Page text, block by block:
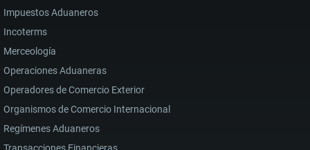
Impuestos Aduaneros
Incoterms
Merceología
Operaciones Aduaneras
Operadores de Comercio Exterior
Organismos de Comercio Internacional
Regímenes Aduaneros